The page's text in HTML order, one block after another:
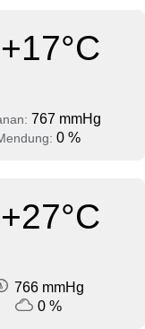
+17°C
767 mmHg
0 %
+27°C
766 mmHg
0 %